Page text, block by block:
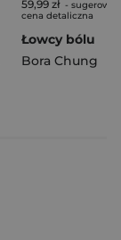
59,99 zł -
cena detaliczna
Łowcy bólu
Bora Chung